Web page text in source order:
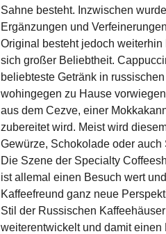
Sahne besteht. Inzwischen
Ergänzungen und
Original besteht jedoch
sich großer Beliebtheit.
beliebteste Getränk in
wohingegen zu Hause
aus dem Cezve, einer
zubereitet wird. Meist wird
Gewürze, Schokolade oder auch
Die Szene der Specialty
ist allemal einen Besuch wert
Kaffeefreund ganz neue
Stil der Russischen
weiterentwickelt und damit einen